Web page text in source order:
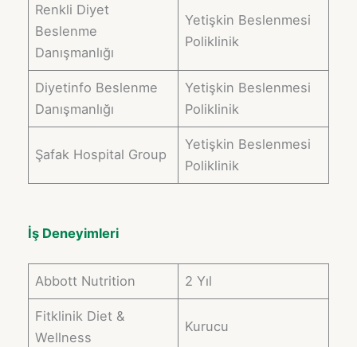
Renkli Diyet
Beslenme
Danışmanlığı
Yetişkin Beslenmesi
Poliklinik
Diyetinfo Beslenme
Danışmanlığı
Yetişkin Beslenmesi
Poliklinik
Şafak Hospital Group
Yetişkin Beslenmesi
Poliklinik
İş Deneyimleri
Abbott Nutrition 2 Yıl
Fitklinik Diet &
Wellness
Kurucu